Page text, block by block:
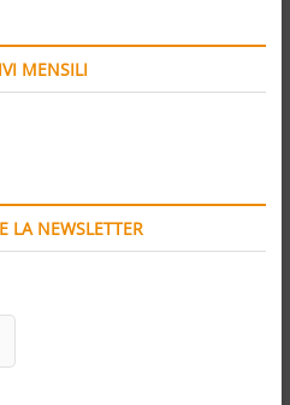
MENSILI
LA NEWSLETTER